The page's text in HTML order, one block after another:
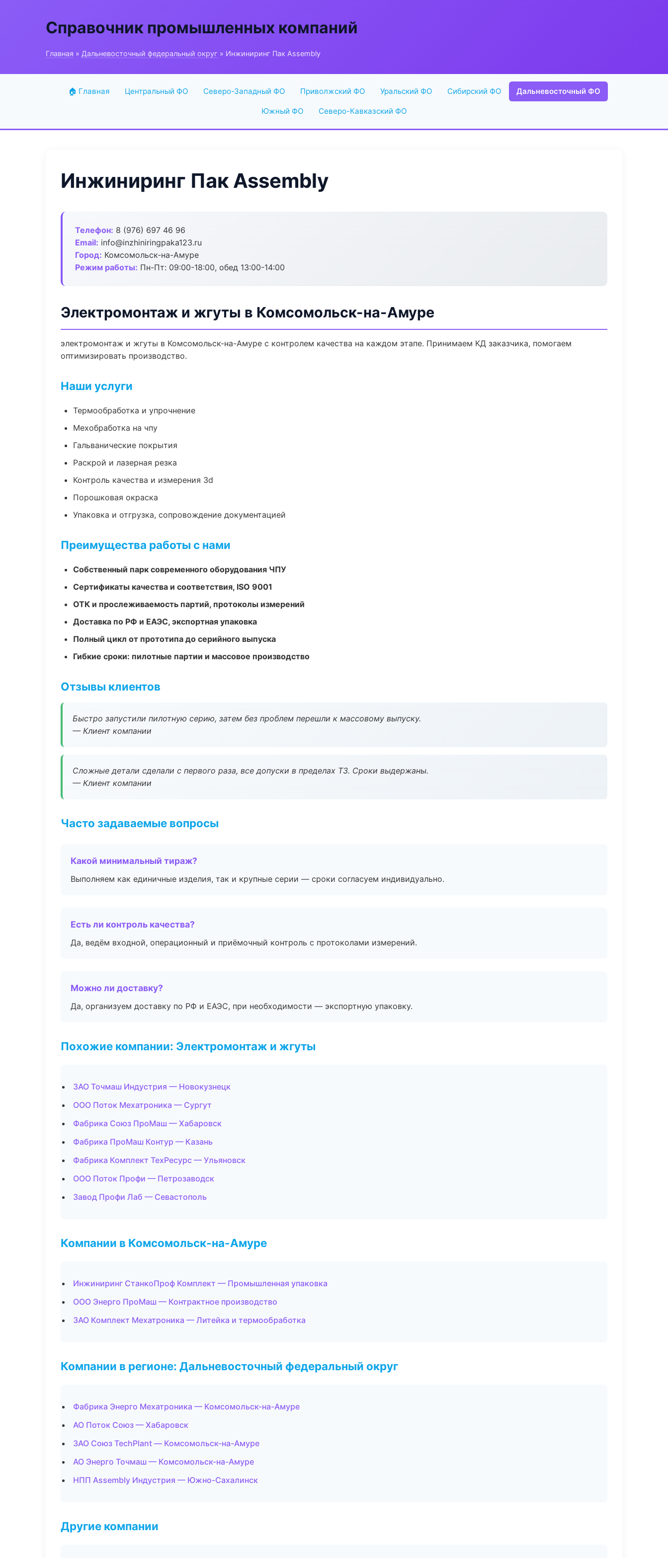
Справочник промышленных компаний
Главная » Дальневосточный федеральный округ » Инжиниринг Пак Assembly
🏠 Главная Центральный ФО Северо-Западный ФО Приволжский ФО Уральский ФО Сибирский ФО Дальневосточный ФО
Южный ФО Северо-Кавказский ФО
Инжиниринг Пак Assembly
Телефон: 8 (976) 697 46 96
Email: info@inzhiniringpaka123.ru
Город: Комсомольск-на-Амуре
Режим работы: Пн-Пт: 09:00-18:00, обед 13:00-14:00
Электромонтаж и жгуты в Комсомольск-на-Амуре
электромонтаж и жгуты в Комсомольск-на-Амуре с контролем качества на каждом этапе. Принимаем КД заказчика, помогаем
оптимизировать производство.
Наши услуги
Термообработка и упрочнение
Мехобработка на чпу
Гальванические покрытия
Раскрой и лазерная резка
Контроль качества и измерения 3d
Порошковая окраска
Упаковка и отгрузка, сопровождение документацией
Преимущества работы с нами
Собственный парк современного оборудования ЧПУ
Сертификаты качества и соответствия, ISO 9001
ОТК и прослеживаемость партий, протоколы измерений
Доставка по РФ и ЕАЭС, экспортная упаковка
Полный цикл от прототипа до серийного выпуска
Гибкие сроки: пилотные партии и массовое производство
Отзывы клиентов
Быстро запустили пилотную серию, затем без проблем перешли к массовому выпуску.
— Клиент компании
Сложные детали сделали с первого раза, все допуски в пределах ТЗ. Сроки выдержаны.
— Клиент компании
Часто задаваемые вопросы
Какой минимальный тираж?
Выполняем как единичные изделия, так и крупные серии — сроки согласуем индивидуально.
Есть ли контроль качества?
Да, ведём входной, операционный и приёмочный контроль с протоколами измерений.
Можно ли доставку?
Да, организуем доставку по РФ и ЕАЭС, при необходимости — экспортную упаковку.
Похожие компании: Электромонтаж и жгуты
ЗАО Точмаш Индустрия — Новокузнецк
ООО Поток Мехатроника — Сургут
Фабрика Союз ПроМаш — Хабаровск
Фабрика ПроМаш Контур — Казань
Фабрика Комплект ТехРесурс — Ульяновск
ООО Поток Профи — Петрозаводск
Завод Профи Лаб — Севастополь
Компании в Комсомольск-на-Амуре
Инжиниринг СтанкоПроф Комплект — Промышленная упаковка
ООО Энерго ПроМаш — Контрактное производство
ЗАО Комплект Мехатроника — Литейка и термообработка
Компании в регионе: Дальневосточный федеральный округ
Фабрика Энерго Мехатроника — Комсомольск-на-Амуре
АО Поток Союз — Хабаровск
ЗАО Союз TechPlant — Комсомольск-на-Амуре
АО Энерго Точмаш — Комсомольск-на-Амуре
НПП Assembly Индустрия — Южно-Сахалинск
Другие компании